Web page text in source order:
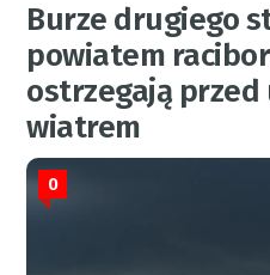
Burze drugiego
powiatem
ostrzegają
wiatrem
0